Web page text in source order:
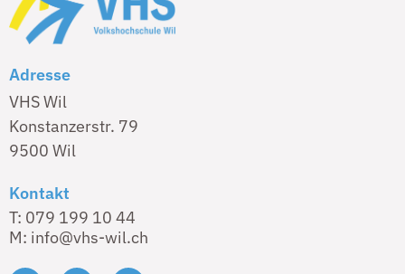
Adresse
VHS Wil
Konstanzerstr. 79
9500 Wil
Kontakt
T: 079 199 10 44
M: info@vhs-wil.ch